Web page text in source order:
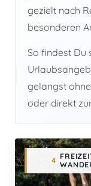
gezielt nach
besonderen
So findest Du
gelangst
oder direkt
4